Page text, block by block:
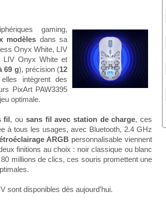
gaming,
modèles dans sa
Onyx White, LIV
LIV Onyx White et
69 g), précision (12
intègrent des
PixArt PAW3395
optimale.
fil , ou sans fil avec station de charge, ces
à tous les usages, avec Bluetooth, 2.4 GHz
ARGB personnalisable viennent
finitions au choix : noir classique ou blanc
millions de clics, ces souris promettent une
sont disponibles dès aujourd’hui.